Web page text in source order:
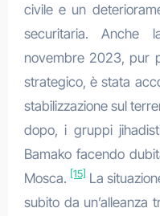
civile e un
securitaria. Anche
novembre 2023, pur
strategico, è stata
stabilizzazione sul
dopo, i gruppi
Bamako facendo
Mosca. [15] La
subito da un’alleanza